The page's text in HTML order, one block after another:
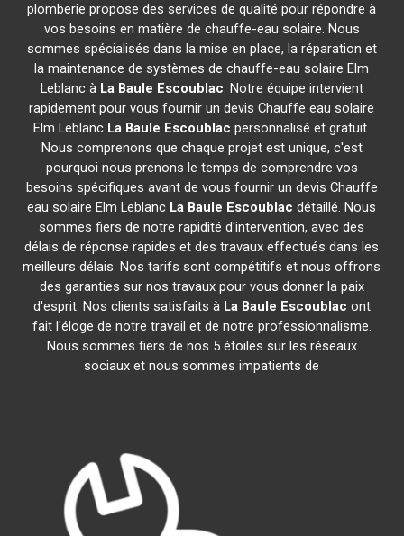
plomberie propose des services de qualité pour répondre à
vos besoins en matière de chauffe-eau solaire. Nous
sommes spécialisés dans la mise en place, la réparation et
la maintenance de systèmes de chauffe-eau solaire Elm
Leblanc à La Baule Escoublac. Notre équipe intervient
rapidement pour vous fournir un devis Chauffe eau solaire
Elm Leblanc La Baule Escoublac personnalisé et gratuit.
Nous comprenons que chaque projet est unique, c'est
pourquoi nous prenons le temps de comprendre vos
besoins spécifiques avant de vous fournir un devis Chauffe
eau solaire Elm Leblanc La Baule Escoublac détaillé. Nous
sommes fiers de notre rapidité d'intervention, avec des
délais de réponse rapides et des travaux effectués dans les
meilleurs délais. Nos tarifs sont compétitifs et nous offrons
des garanties sur nos travaux pour vous donner la paix
d'esprit. Nos clients satisfaits à La Baule Escoublac ont
fait l'éloge de notre travail et de notre professionnalisme.
Nous sommes fiers de nos 5 étoiles sur les réseaux
sociaux et nous sommes impatients de